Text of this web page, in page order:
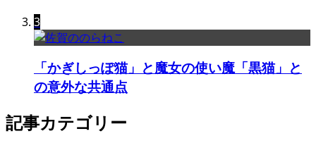
3
「かぎしっぽ猫」と魔女の使い魔「黒猫」と
の意外な共通点
記事カテゴリー